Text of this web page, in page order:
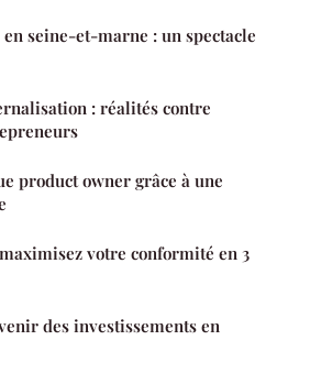
seine-et-marne : un spectacle
: réalités contre
product owner grâce à une
votre conformité en 3
des investissements en